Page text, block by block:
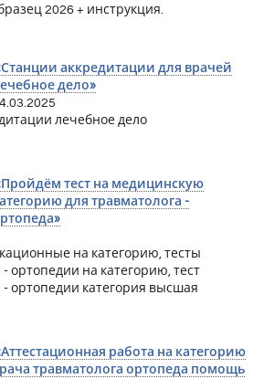
2026 + инструкция.
аккредитации для врачей
дело»
лечебное дело
тест на медицинскую
для травматолога -
на категорию, тесты
ортопедии на категорию, тест
- ортопедии категория высшая
работа на категорию
травматолога ортопеда помощь